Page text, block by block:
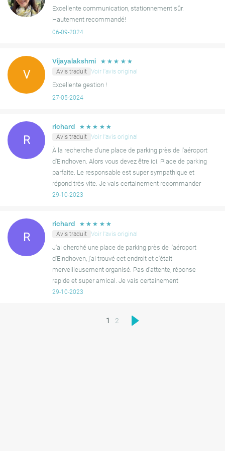
Excellente communication, stationnement sûr.
Hautement recommandé!
06-09-2024
V
Vijayalakshmi ☆ ☆ ☆ ☆ ☆
Avis traduit Voir l'avis original
Excellente gestion !
27-05-2024
R
richard ☆ ☆ ☆ ☆ ☆
Avis traduit Voir l'avis original
À la recherche d'une place de parking près de l'aéroport
d'Eindhoven. Alors vous devez être ici. Place de parking
parfaite. Le responsable est super sympathique et
répond très vite. Je vais certainement recommander
cette place de parking. Richard 28-10-2023.
29-10-2023
R
richard ☆ ☆ ☆ ☆ ☆
Avis traduit Voir l'avis original
J'ai cherché une place de parking près de l'aéroport
d'Eindhoven, j'ai trouvé cet endroit et c'était
merveilleusement organisé. Pas d'attente, réponse
rapide et super amical. Je vais certainement
recommander cette place de parking.
29-10-2023
1 2